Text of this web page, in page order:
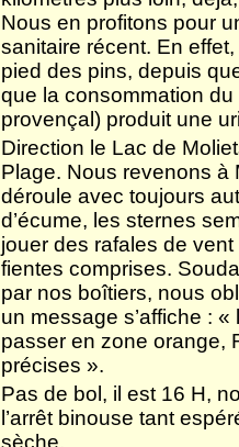
Casques bien vissés
génération bien ajustés,
le CORO19 il fut interdit
après le CORO20 il fut
le CORO21 il fut interdit
heureux de profiter de
lourd, mais qui
Nous voici sur la piste. Il
l’odeur irremplaçable
kilomètres plus loin,
Nous en profitons pour
sanitaire récent. En
pied des pins, depuis
que la consommation
provençal) produit une
Direction le Lac de
Plage. Nous revenons à
déroule avec toujours